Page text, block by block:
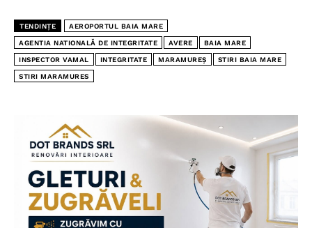
TENDINȚE AEROPORTUL BAIA MARE
AGENTIA NATIONALĂ DE INTEGRITATE AVERE BAIA MARE
INSPECTOR VAMAL INTEGRITATE MARAMUREȘ STIRI BAIA MARE
STIRI MARAMURES